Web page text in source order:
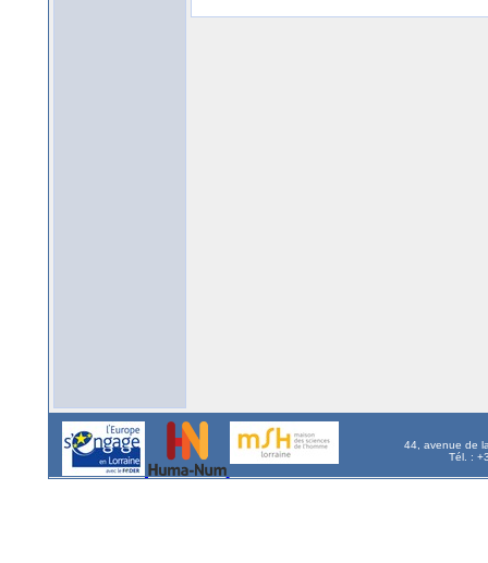
44, avenue de
Tél. :